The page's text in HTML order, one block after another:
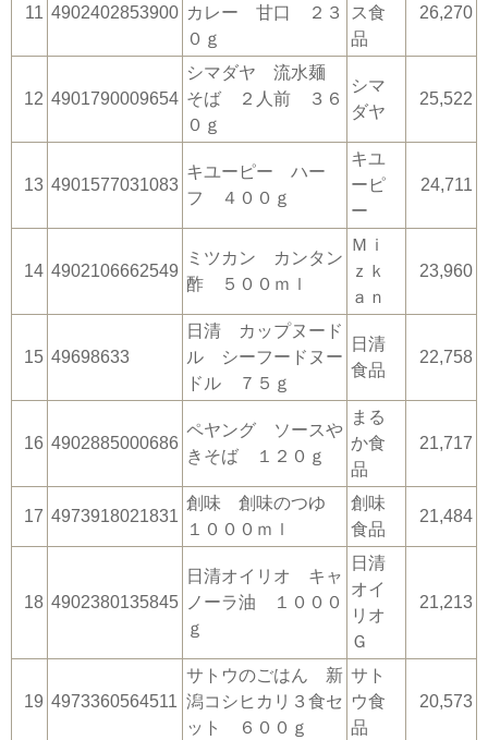
11 4902402853900 カレー 甘口 ２３
０ｇ
ス食
品
26,270
12 4901790009654
シマダヤ 流水麺
そば ２人前 ３６
０ｇ
シマ
ダヤ
25,522
13 4901577031083
キユーピー ハー
フ ４００ｇ
キユ
ーピ
ー
24,711
14 4902106662549
ミツカン カンタン
酢 ５００ｍｌ
Ｍｉ
ｚｋ
ａｎ
23,960
15 49698633
日清 カップヌード
ル シーフードヌー
ドル ７５ｇ
日清
食品
22,758
16 4902885000686
ペヤング ソースや
きそば １２０ｇ
まる
か食
品
21,717
17 4973918021831
創味 創味のつゆ
１０００ｍｌ
創味
食品
21,484
18 4902380135845
日清オイリオ キャ
ノーラ油 １０００
ｇ
日清
オイ
リオ
Ｇ
21,213
19 4973360564511
サトウのごはん 新
潟コシヒカリ３食セ
ット ６００ｇ
サト
ウ食
品
20,573